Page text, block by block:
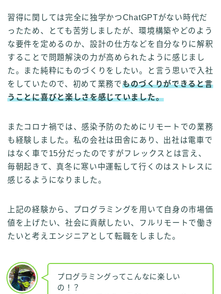
習得に関しては完全に独学かつChatGPTがない時代だ
ったため、とても苦労しましたが、環境構築やどのよう
な要件を定めるのか、設計の仕方などを自分なりに解釈
することで問題解決の力が高められたように感じまし
た。また純粋にものづくりをしたい。と言う思いで入社
をしていたので、初めて業務でものづくりができると言
うことに喜びと楽しさを感じていました。
またコロナ禍では、感染予防のためにリモートでの業務
も経験しました。私の会社は田舎にあり、出社は電車で
はなく車で15分だったのですがフレックスとは言え、
毎朝起きて、真冬に寒い中運転して行くのはストレスに
感じるようになりました。
上記の経験から、プログラミングを用いて自身の市場価
値を上げたい、社会に貢献したい、フルリモートで働き
たいと考えエンジニアとして転職をしました。
プログラミングってこんなに楽しい
の！？